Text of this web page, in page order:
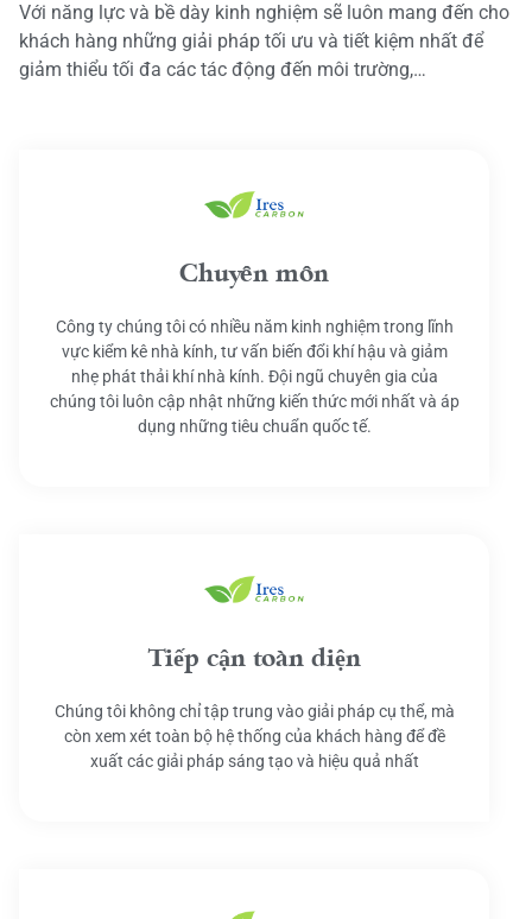
Với năng lực và bề dày kinh nghiệm sẽ luôn mang đến cho
khách hàng những giải pháp tối ưu và tiết kiệm nhất để
giảm thiểu tối đa các tác động đến môi trường,…
Chuyên môn
Công ty chúng tôi có nhiều năm kinh nghiệm trong lĩnh
vực kiểm kê nhà kính, tư vấn biến đổi khí hậu và giảm
nhẹ phát thải khí nhà kính. Đội ngũ chuyên gia của
chúng tôi luôn cập nhật những kiến thức mới nhất và áp
dụng những tiêu chuẩn quốc tế.
Tiếp cận toàn diện
Chúng tôi không chỉ tập trung vào giải pháp cụ thể, mà
còn xem xét toàn bộ hệ thống của khách hàng để đề
xuất các giải pháp sáng tạo và hiệu quả nhất